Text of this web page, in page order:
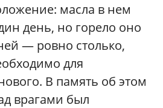
масла в нем
день, но горело оно
— ровно столько,
для
В память об этом
врагами был